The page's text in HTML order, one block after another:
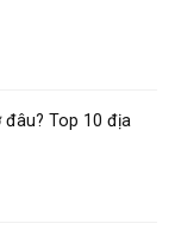
đâu? Top 10 địa